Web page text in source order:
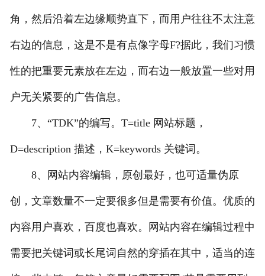
角，然后沿着左边缘顺势直下，而用户往往不太注意
右边的信息，这是不是有点像字母F?据此，我们习惯
性的把重要元素放在左边，而右边一般放置一些对用
户无关紧要的广告信息。
7、“TDK”的编写。T=title 网站标题，
D=description 描述，K=keywords 关键词。
8、网站内容编辑，原创最好，也可适量伪原
创，文章数量不一定要很多但是需要有价值。优质的
内容用户喜欢，百度也喜欢。网站内容在编辑过程中
需要把关键词或长尾词自然的穿插在其中，适当的连